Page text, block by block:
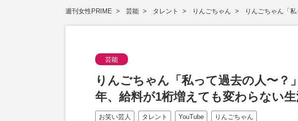
週刊女性PRIME 芸能 タレント りんごちゃん りんごちゃん「
芸能
りんごちゃん「私って過去の人〜？
年、給料が1桁増えても変わらない
お笑い芸人 タレント YouTube りんごちゃん